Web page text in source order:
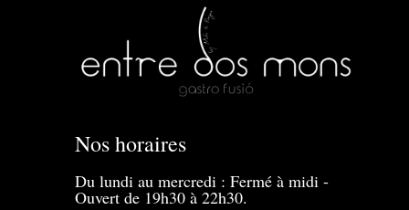
Nos horaires
Du lundi au mercredi : Fermé à midi -
Ouvert de 19h30 à 22h30.